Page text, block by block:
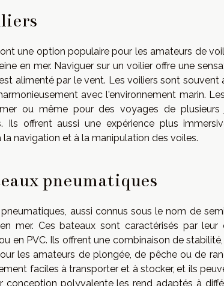
une option populaire pour les amateurs de
en mer. Naviguer sur un voilier offre une
alimenté par le vent. Les voiliers sont
avec l'environnement marin.
ou même pour des voyages de
Ils offrent aussi une expérience plus
navigation et à la manipulation des voiles.
pneumatiques
aussi connus sous le nom de
mer. Ces bateaux sont caractérisés par
en PVC. Ils offrent une combinaison de
les amateurs de plongée, de pêche ou de
faciles à transporter et à stocker, et ils
conception polyvalente les rend adaptés à